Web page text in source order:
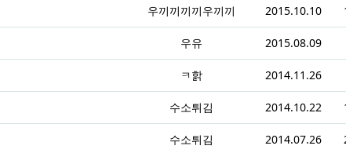
우끼끼끼끼우끼끼 2015.10.10
우유 2015.08.09
ㅋ핡 2014.11.26
수소튀김 2014.10.22
수소튀김 2014.07.26